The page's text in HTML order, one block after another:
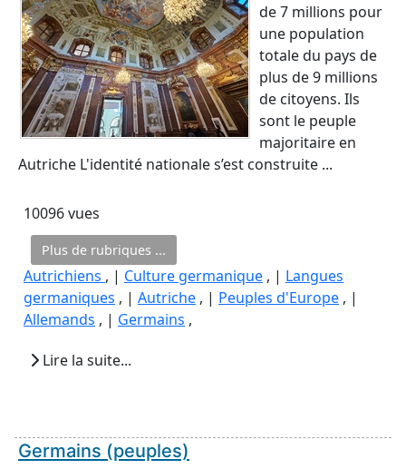
de 7 millions pour
une population
totale du pays de
plus de 9 millions
de citoyens. Ils
sont le peuple
majoritaire en
Autriche L'identité nationale s’est construite ...
10096 vues
Plus de rubriques ...
Autrichiens , | Culture germanique , | Langues
germaniques , | Autriche , | Peuples d'Europe , |
Allemands , | Germains ,
Lire la suite...
Germains (peuples)